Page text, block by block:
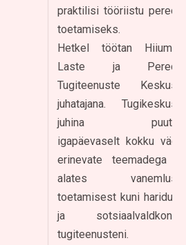
praktilisi tööriistu perede
toetamiseks.
Hetkel töötan Hiiumaa
Laste ja Perede
Tugiteenuste Keskuse
juhatajana. Tugikeskuse
juhina puutun
igapäevaselt kokku väga
erinevate teemadega –
alates vanemluse
toetamisest kuni haridus-
ja sotsiaalvaldkonna
tugiteenusteni.